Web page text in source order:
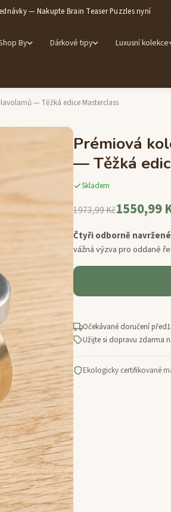
— Nakupte Brain Teaser Puzzles nyní
By Dárkové tipy Luxusní kolekce
— Těžká edice Masterclass
Prémiová
— Těžká
Skladem
1973,99 Kč1550,99
Čtyři odborně
vážná výzva pro oddané
Očekávané doručení před
Užijte si dopravu zdarma
Ekologicky certifikované